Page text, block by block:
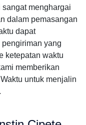
menghargai
dalam pemasangan
dapat
yang
ketepatan waktu
memberikan
untuk menjalin